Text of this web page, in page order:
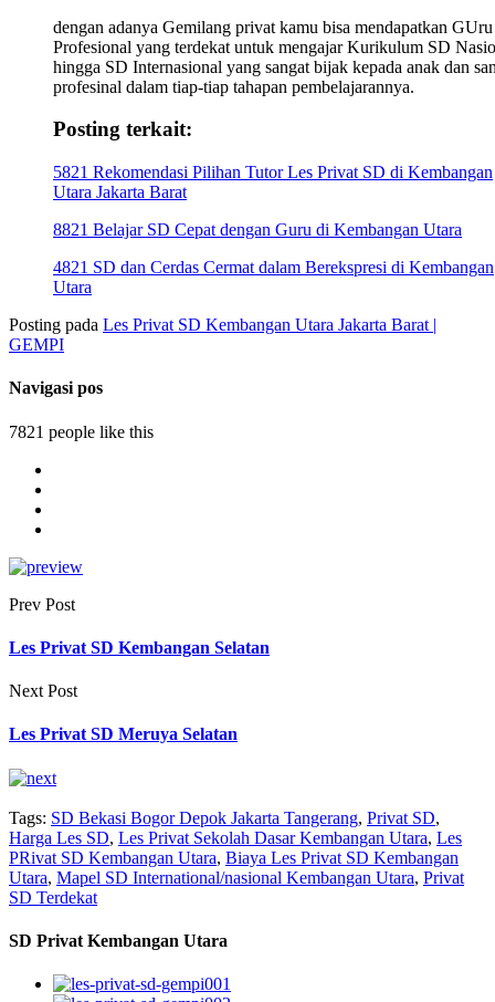
dengan adanya Gemilang privat kamu bisa mendapatkan GUru
Profesional yang terdekat untuk mengajar Kurikulum SD
hingga SD Internasional yang sangat bijak kepada anak dan
profesinal dalam tiap-tiap tahapan pembelajarannya.
Posting terkait:
5821 Rekomendasi Pilihan Tutor Les Privat SD di Kembangan
Utara Jakarta Barat
8821 Belajar SD Cepat dengan Guru di Kembangan Utara
4821 SD dan Cerdas Cermat dalam Berekspresi di Kembangan
Utara
Posting pada Les Privat SD Kembangan Utara Jakarta Barat |
GEMPI
Navigasi pos
7821 people like this
Prev Post
Les Privat SD Kembangan Selatan
Next Post
Les Privat SD Meruya Selatan
Tags: SD Bekasi Bogor Depok Jakarta Tangerang, Privat SD,
Harga Les SD, Les Privat Sekolah Dasar Kembangan Utara, Les
PRivat SD Kembangan Utara, Biaya Les Privat SD Kembangan
Utara, Mapel SD International/nasional Kembangan Utara, Privat
SD Terdekat
SD Privat Kembangan Utara